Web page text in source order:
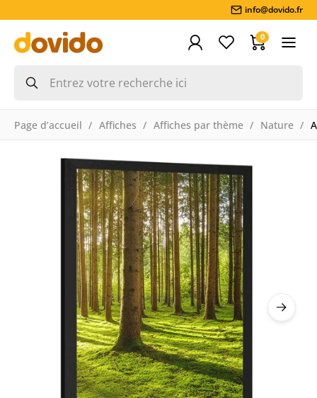
info@dovido.fr
0
Page d’accueil Affiches Affiches par thème Nature